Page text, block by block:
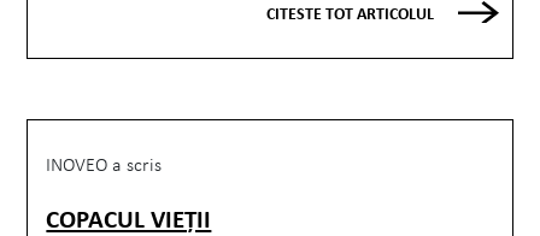
CITESTE TOT ARTICOLUL
INOVEO a scris
COPACUL VIEȚII